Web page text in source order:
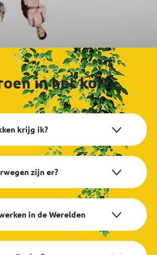
in het kort
krijg ik?
zijn er?
in de Werelden